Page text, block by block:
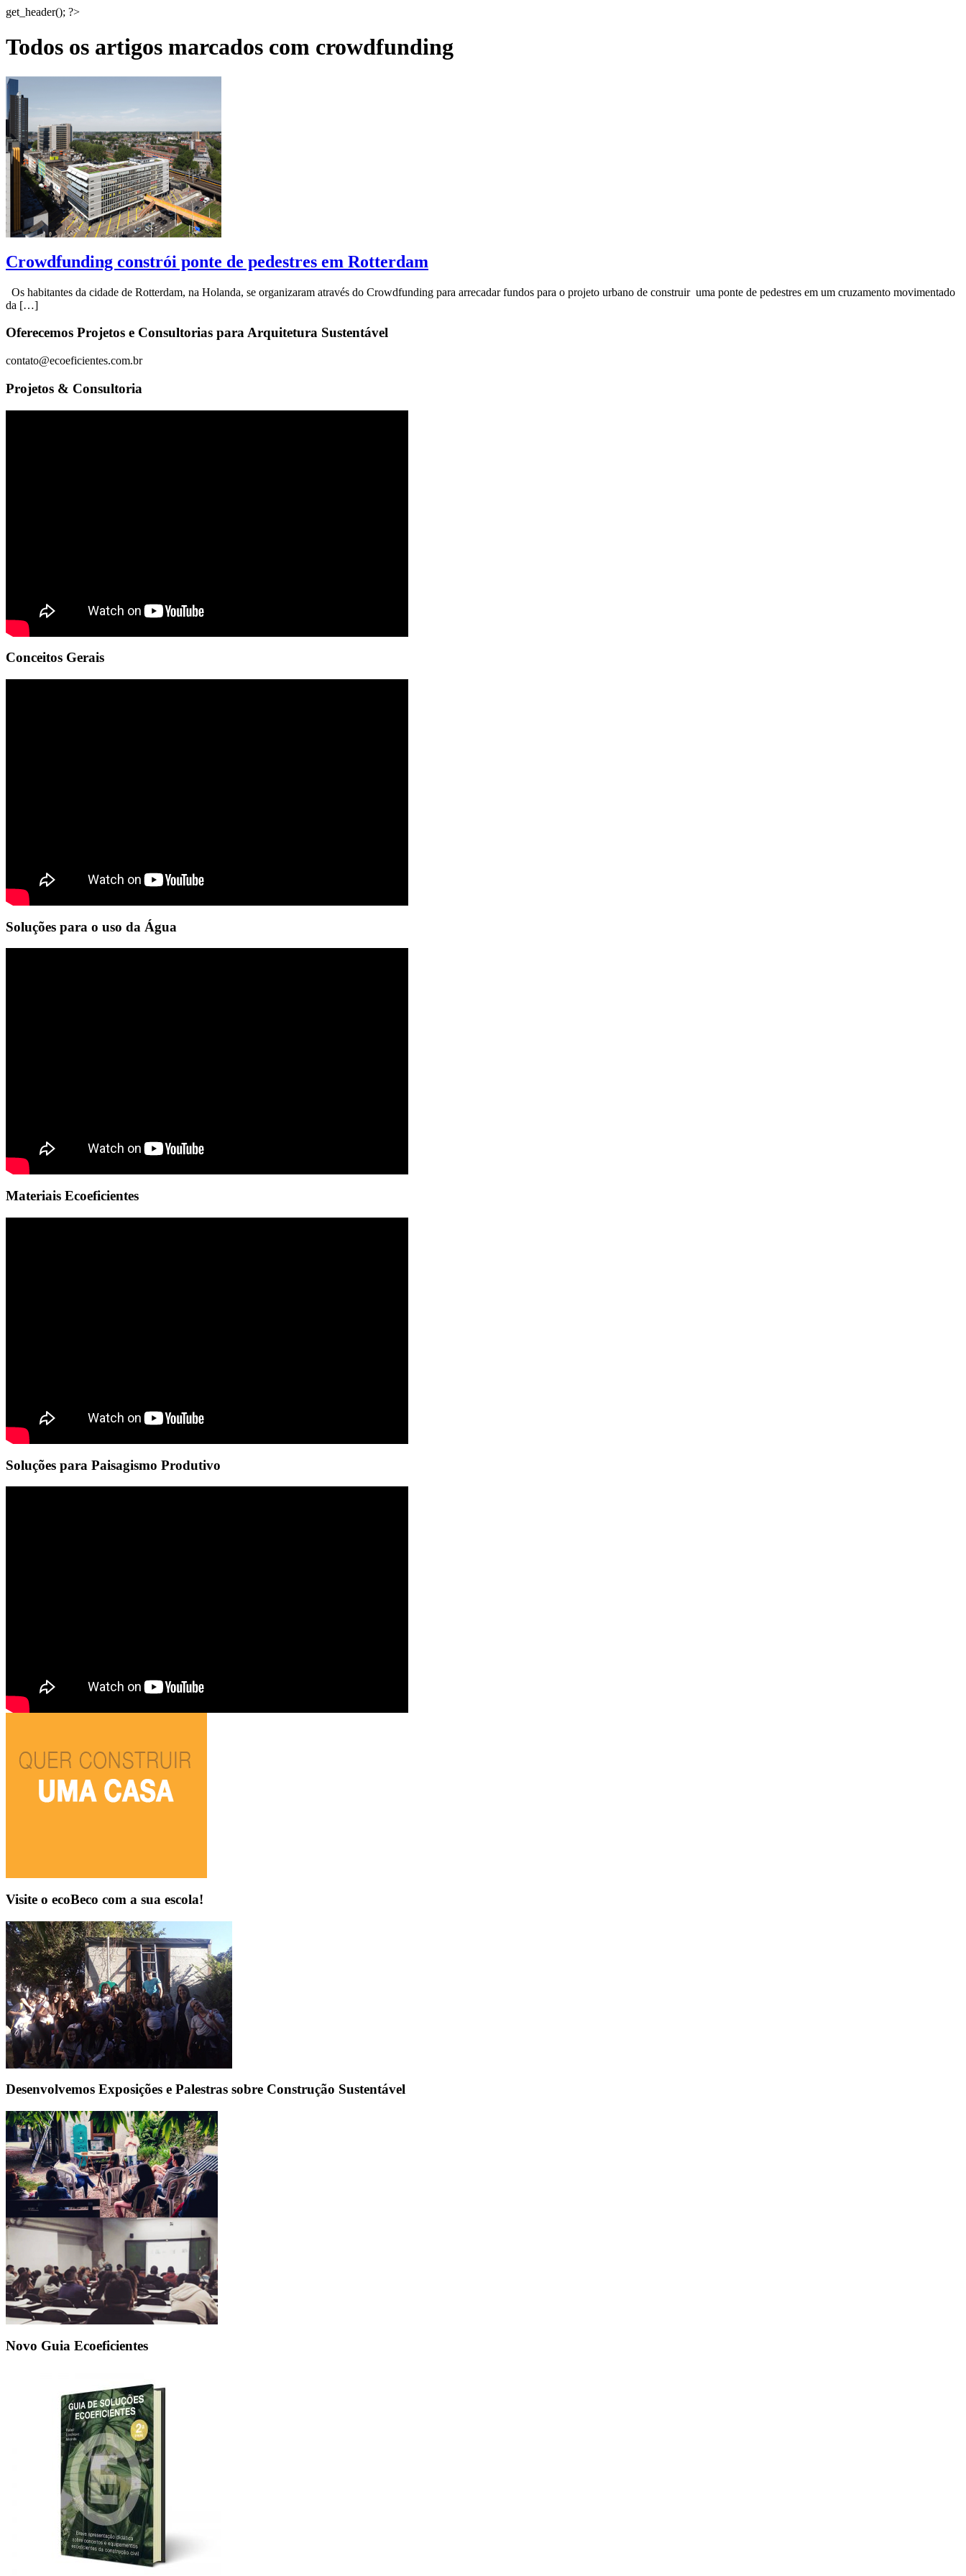
get_header(); ?>
Todos os artigos marcados com crowdfunding
Crowdfunding constrói ponte de pedestres em Rotterdam
Os habitantes da cidade de Rotterdam, na Holanda, se organizaram através do Crowdfunding para arrecadar fundos para o projeto urbano de construir uma ponte de pedestres em um cruzamento movimentado
da […]
Oferecemos Projetos e Consultorias para Arquitetura Sustentável
contato@ecoeficientes.com.br
Projetos & Consultoria
Conceitos Gerais
Soluções para o uso da Água
Materiais Ecoeficientes
Soluções para Paisagismo Produtivo
Visite o ecoBeco com a sua escola!
Desenvolvemos Exposições e Palestras sobre Construção Sustentável
Novo Guia Ecoeficientes